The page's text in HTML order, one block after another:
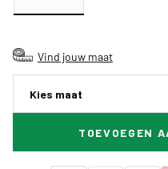
Vind jouw maat
Kies maat
TOEVOEGEN